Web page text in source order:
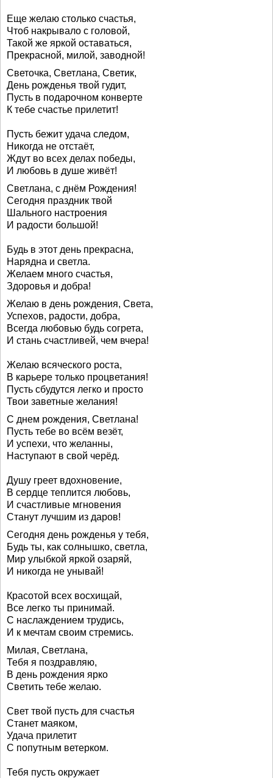
Еще желаю столько счастья,
Чтоб накрывало с головой,
Такой же яркой оставаться,
Прекрасной, милой, заводной!
Светочка, Светлана, Светик,
День рожденья твой гудит,
Пусть в подарочном конверте
К тебе счастье прилетит!
Пусть бежит удача следом,
Никогда не отстаёт,
Ждут во всех делах победы,
И любовь в душе живёт!
Светлана, с днём Рождения!
Сегодня праздник твой
Шального настроения
И радости большой!
Будь в этот день прекрасна,
Нарядна и светла.
Желаем много счастья,
Здоровья и добра!
Желаю в день рождения, Света,
Успехов, радости, добра,
Всегда любовью будь согрета,
И стань счастливей, чем вчера!
Желаю всяческого роста,
В карьере только процветания!
Пусть сбудутся легко и просто
Твои заветные желания!
С днем рождения, Светлана!
Пусть тебе во всём везёт,
И успехи, что желанны,
Наступают в свой черёд.
Душу греет вдохновение,
В сердце теплится любовь,
И счастливые мгновения
Станут лучшим из даров!
Сегодня день рожденья у тебя,
Будь ты, как солнышко, светла,
Мир улыбкой яркой озаряй,
И никогда не унывай!
Красотой всех восхищай,
Все легко ты принимай.
С наслаждением трудись,
И к мечтам своим стремись.
Милая, Светлана,
Тебя я поздравляю,
В день рождения ярко
Светить тебе желаю.
Свет твой пусть для счастья
Станет маяком,
Удача прилетит
С попутным ветерком.
Тебя пусть окружает